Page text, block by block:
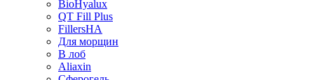
BioHyalux
QT Fill Plus
FillersHA
Для морщин
В лоб
Aliaxin